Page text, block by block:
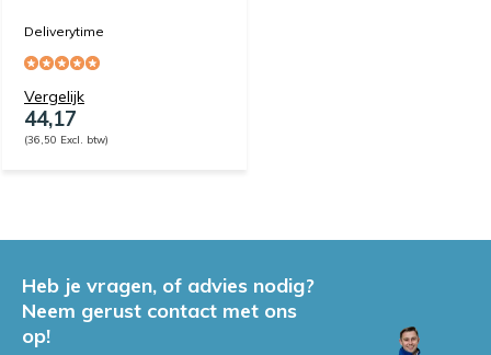
Deliverytime
Vergelijk
44,17
(36,50 Excl. btw)
Heb je vragen, of advies nodig?
Neem gerust contact met ons
op!